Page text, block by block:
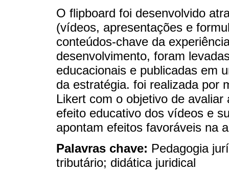
O flipboard foi desenvolvido
(vídeos, apresentações e
conteúdos-chave da
desenvolvimento, foram
educacionais e publicadas em
da estratégia. foi realizada por
Likert com o objetivo de
efeito educativo dos vídeos e
apontam efeitos favoráveis na
Palavras chave: Pedagogia
tributário; didática juridical